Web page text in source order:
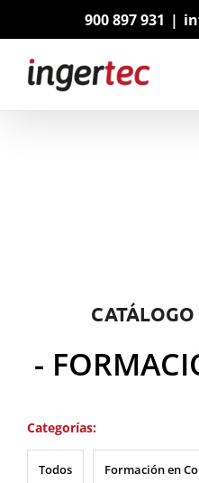
900 897 931 |
CATÁLOGO
-
Categorías:
Todos Formación en